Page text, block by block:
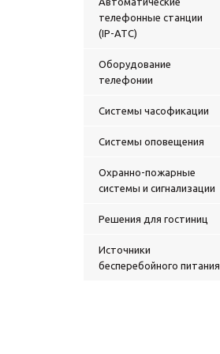
телефонные станции
(IP-АТС)
Оборудование
телефонии
Системы часофикации
Системы оповещения
Охранно-пожарные
системы и сигнализации
Решения для гостиниц
Источники
бесперебойного питания